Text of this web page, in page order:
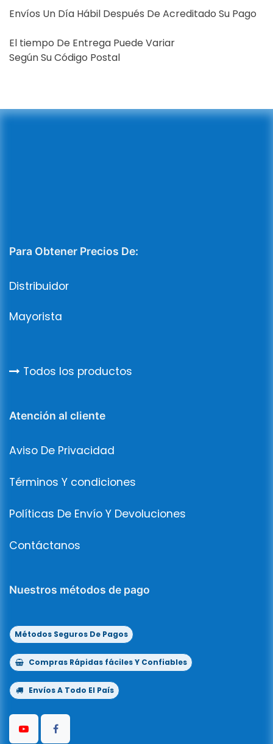
Envíos Un Día Hábil Después De Acreditado Su Pago
El tiempo De Entrega Puede Variar
Según Su Código Postal
Para Obtener Precios De:
Distribuidor
Mayorista
Todos los productos
Atención al cliente
Aviso De Privacidad
Términos Y condiciones
Políticas De Envío Y Devoluciones
Contáctanos
Nuestros métodos de pago
Métodos Seguros De Pagos
Compras Rápidas fáciles Y Confiables
Envíos A Todo El País